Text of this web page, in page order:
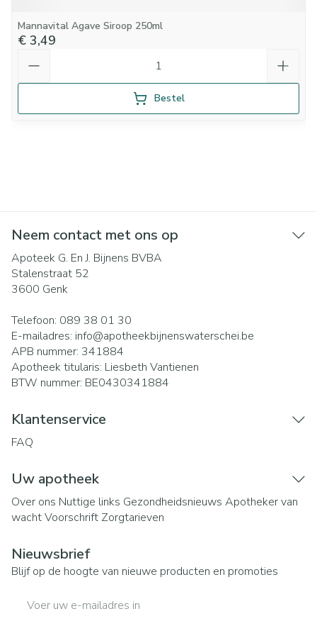
Mannavital Agave Siroop 250ml
€ 3,49
Bestel
Neem contact met ons op
Apoteek G. En J. Bijnens BVBA
Stalenstraat 52
3600 Genk
Telefoon: 089 38 01 30
E-mailadres: info@apotheekbijnenswaterschei.be
APB nummer: 341884
Apotheek titularis: Liesbeth Vantienen
BTW nummer: BE0430341884
Klantenservice
FAQ
Uw apotheek
Over ons Nuttige links Gezondheidsnieuws Apotheker van
wachtVoorschrift Zorgtarieven
Nieuwsbrief
Blijf op de hoogte van nieuwe producten en promoties